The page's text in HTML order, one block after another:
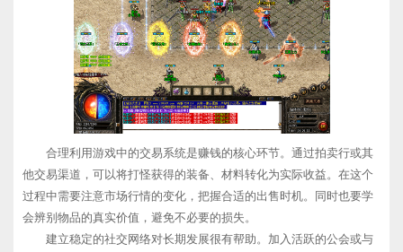
合理利用游戏中的交易系统是赚钱的核心环节。通过拍卖行或其
他交易渠道，可以将打怪获得的装备、材料转化为实际收益。在这个
过程中需要注意市场行情的变化，把握合适的出售时机。同时也要学
会辨别物品的真实价值，避免不必要的损失。
建立稳定的社交网络对长期发展很有帮助。加入活跃的公会或与